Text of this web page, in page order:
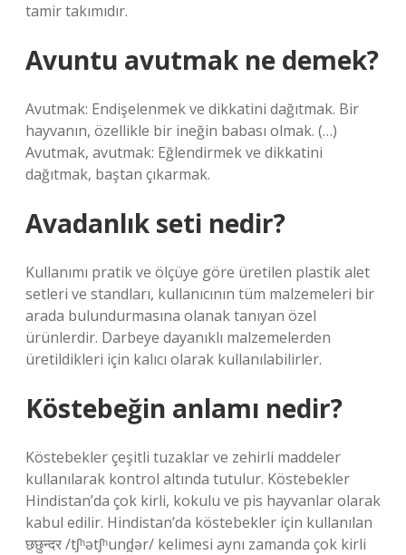
tamir takımıdır.
Avuntu avutmak ne demek?
Avutmak: Endişelenmek ve dikkatini dağıtmak. Bir
hayvanın, özellikle bir ineğin babası olmak. (…)
Avutmak, avutmak: Eğlendirmek ve dikkatini
dağıtmak, baştan çıkarmak.
Avadanlık seti nedir?
Kullanımı pratik ve ölçüye göre üretilen plastik alet
setleri ve standları, kullanıcının tüm malzemeleri bir
arada bulundurmasına olanak tanıyan özel
ürünlerdir. Darbeye dayanıklı malzemelerden
üretildikleri için kalıcı olarak kullanılabilirler.
Köstebeğin anlamı nedir?
Köstebekler çeşitli tuzaklar ve zehirli maddeler
kullanılarak kontrol altında tutulur. Köstebekler
Hindistan’da çok kirli, kokulu ve pis hayvanlar olarak
kabul edilir. Hindistan’da köstebekler için kullanılan
छछुन्दर /tʃʰətʃʰund̪ər/ kelimesi aynı zamanda çok kirli